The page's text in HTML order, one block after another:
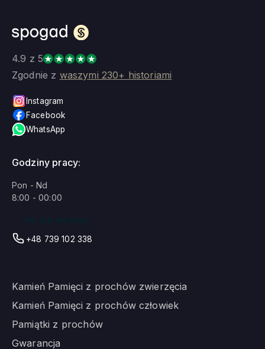
4.9 z 5
Zgodnie z waszymi 230+ historiami
Instagram
Facebook
WhatsApp
Kamień Pamięci z prochów zwierzęcia
Kamień Pamięci z prochów człowiek
Pamiątki z prochów
Gwarancja
Godziny pracy:
Pon - Nd
8:00 - 00:00
+48 739 102 338